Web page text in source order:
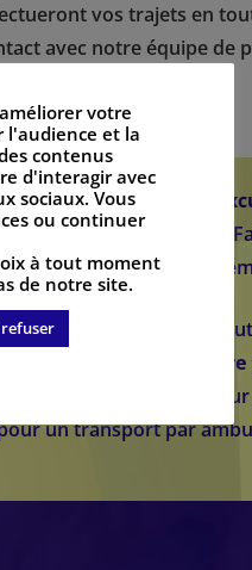
vos trajets en
avec notre équipe de
organiser une
professionnelle ?
qui pourra vous
effectuant des trajets
à l’écoute de
minibus de 9 places.
un transport par
votre
l'audience et la
contenus
d'interagir avec
sociaux. Vous
ou continuer
à tout moment
de notre site.